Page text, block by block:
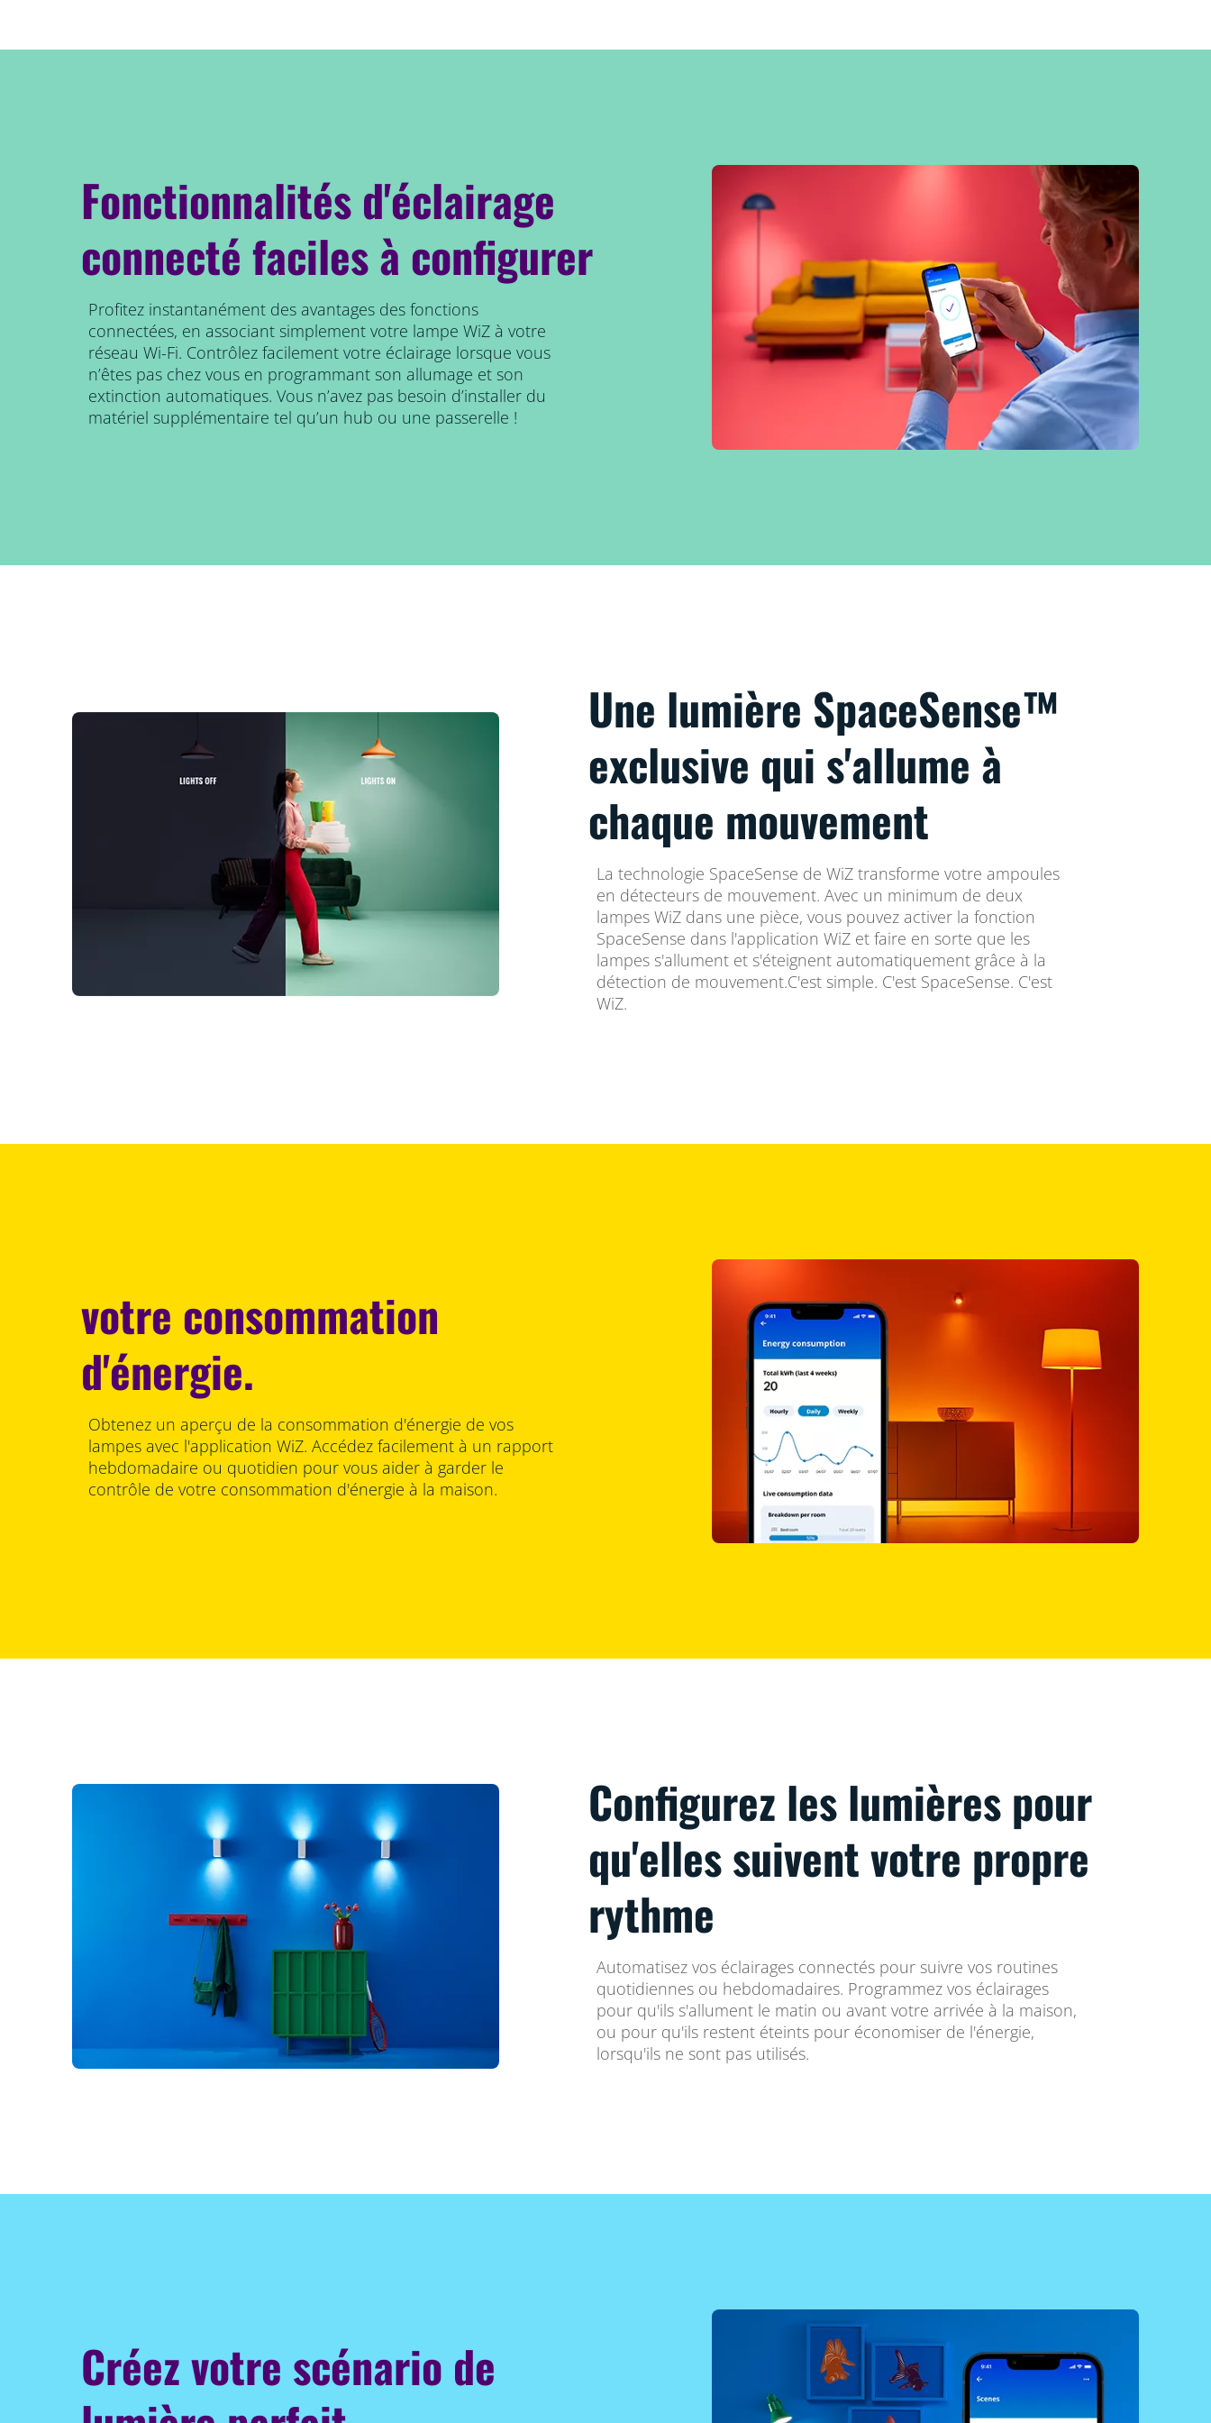
Fonctionnalités d'éclairage
connecté faciles à configurer
Profitez instantanément des avantages des fonctions
connectées, en associant simplement votre lampe WiZ à votre
réseau Wi-Fi. Contrôlez facilement votre éclairage lorsque vous
n’êtes pas chez vous en programmant son allumage et son
extinction automatiques. Vous n’avez pas besoin d’installer du
matériel supplémentaire tel qu’un hub ou une passerelle !
Une lumière SpaceSense™
exclusive qui s'allume à
chaque mouvement
La technologie SpaceSense de WiZ transforme votre ampoules
en détecteurs de mouvement. Avec un minimum de deux
lampes WiZ dans une pièce, vous pouvez activer la fonction
SpaceSense dans l'application WiZ et faire en sorte que les
lampes s'allument et s'éteignent automatiquement grâce à la
détection de mouvement.C'est simple. C'est SpaceSense. C'est
WiZ.
votre consommation
d'énergie.
Obtenez un aperçu de la consommation d'énergie de vos
lampes avec l'application WiZ. Accédez facilement à un rapport
hebdomadaire ou quotidien pour vous aider à garder le
contrôle de votre consommation d'énergie à la maison.
Configurez les lumières pour
qu'elles suivent votre propre
rythme
Automatisez vos éclairages connectés pour suivre vos routines
quotidiennes ou hebdomadaires. Programmez vos éclairages
pour qu'ils s'allument le matin ou avant votre arrivée à la maison,
ou pour qu'ils restent éteints pour économiser de l'énergie,
lorsqu'ils ne sont pas utilisés.
Créez votre scénario de